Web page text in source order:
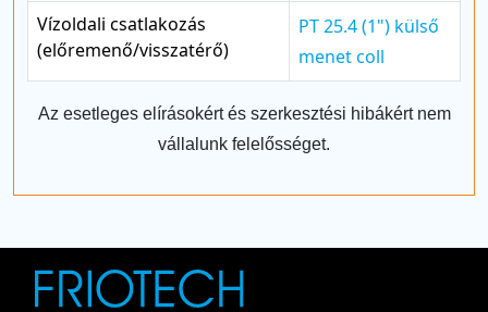
Vízoldali csatlakozás
(előremenő/visszatérő)
PT 25.4 (1") külső
menet coll
Az esetleges elírásokért és szerkesztési hibákért nem
vállalunk felelősséget.